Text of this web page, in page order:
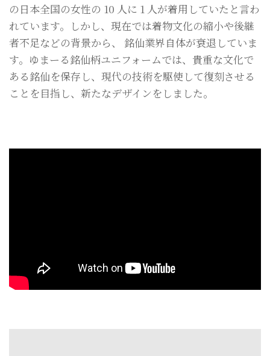
の日本全国の女性の 10 人に 1 人が着用していたと言わ
れています。しかし、現在では着物文化の縮小や後継
者不足などの背景から、 銘仙業界自体が衰退していま
す。ゆまーる銘仙柄ユニフォームでは、貴重な文化で
ある銘仙を保存し、現代の技術を駆使して復刻させる
ことを目指し、新たなデザインをしました。